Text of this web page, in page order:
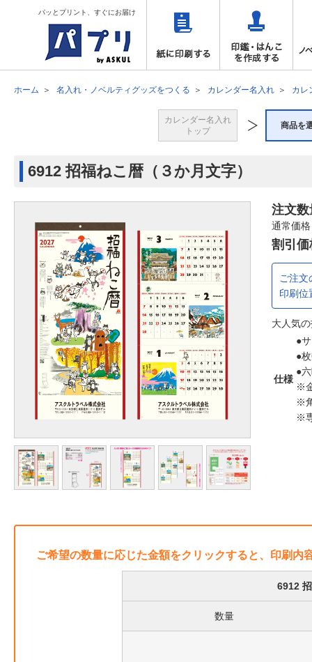
パッとプリント、すぐにお届け
ホーム 名入れ・ノベルティグッズをつくる カレンダー名入れ カレ
カレンダー名入れ
トップ
商品を
6912 招福ねこ暦（３か月文字）
注文数
通常価格
割引価
ご注文
印刷位
大人気
仕様
●
●
●
※
※
※
ご希望の数量に応じた金額をクリックすると、印刷内
6912
数量